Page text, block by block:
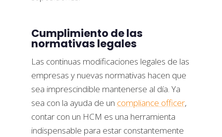
Cumplimiento de las
normativas legales
Las continuas modificaciones legales de las
empresas y nuevas normativas hacen que
sea imprescindible mantenerse al día. Ya
sea con la ayuda de un compliance officer,
contar con un HCM es una herramienta
indispensable para estar constantemente